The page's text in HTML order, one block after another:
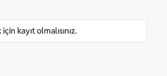
kayıt olmalısınız.